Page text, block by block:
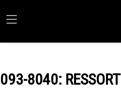
093-8040: RESSORT